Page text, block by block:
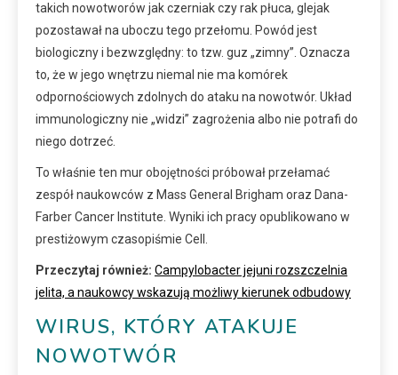
takich nowotworów jak czerniak czy rak płuca, glejak
pozostawał na uboczu tego przełomu. Powód jest
biologiczny i bezwzględny: to tzw. guz „zimny”. Oznacza
to, że w jego wnętrzu niemal nie ma komórek
odpornościowych zdolnych do ataku na nowotwór. Układ
immunologiczny nie „widzi” zagrożenia albo nie potrafi do
niego dotrzeć.
To właśnie ten mur obojętności próbował przełamać
zespół naukowców z Mass General Brigham oraz Dana-
Farber Cancer Institute. Wyniki ich pracy opublikowano w
prestiżowym czasopiśmie Cell.
Przeczytaj również: Campylobacter jejuni rozszczelnia
jelita, a naukowcy wskazują możliwy kierunek odbudowy
WIRUS, KTÓRY ATAKUJE
NOWOTWÓR